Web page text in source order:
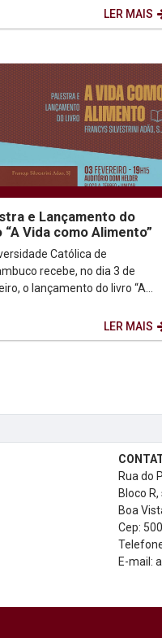
LER MAIS
e Lançamento do
“A Vida como Alimento”
Católica de
recebe, no dia 3 de
o lançamento do livro “A
LER MAIS
Rua do
Bloco
Boa
Cep:
E-mail: